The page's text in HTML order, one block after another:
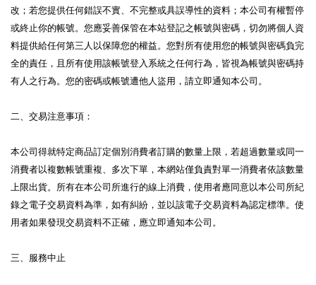
改；若您提供任何錯誤不實、不完整或具誤導性的資料；本公司有權暫停
或終止你的帳號。您應妥善保管在本站登記之帳號與密碼，切勿將個人資
料提供給任何第三人以保障您的權益。您對所有使用您的帳號與密碼負完
全的責任，且所有使用該帳號登入系統之任何行為，皆視為帳號與密碼持
有人之行為。您的密碼或帳號遭他人盜用，請立即通知本公司。
二、交易注意事項：
本公司得就特定商品訂定個別消費者訂購的數量上限，若超過數量或同一
消費者以複數帳號重複、多次下單，本網站僅負責對單一消費者依該數量
上限出貨。所有在本公司所進行的線上消費，使用者應同意以本公司所紀
錄之電子交易資料為準，如有糾紛，並以該電子交易資料為認定標準。使
用者如果發現交易資料不正確，應立即通知本公司。
三、服務中止